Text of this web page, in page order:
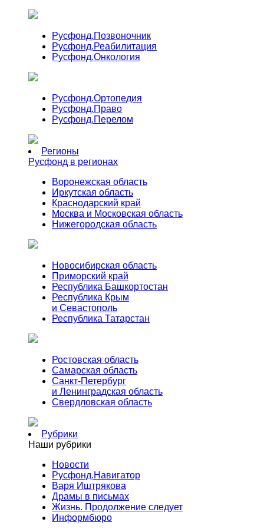
Русфонд.Позвоночник
Русфонд.Реабилитация
Русфонд.Онкология
Русфонд.Ортопедия
Русфонд.Право
Русфонд.Перелом
Регионы
Русфонд в регионах
Воронежская область
Иркутская область
Краснодарский край
Москва и Московская область
Нижегородская область
Новосибирская область
Приморский край
Республика Башкортостан
Республика Крым
и Севастополь
Республика Татарстан
Ростовская область
Самарская область
Санкт-Петербург
и Ленинградская область
Свердловская область
Рубрики
Наши рубрики
Новости
Русфонд.Навигатор
Варя Иштрякова
Драмы в письмах
Жизнь. Продолжение следует
Информбюро